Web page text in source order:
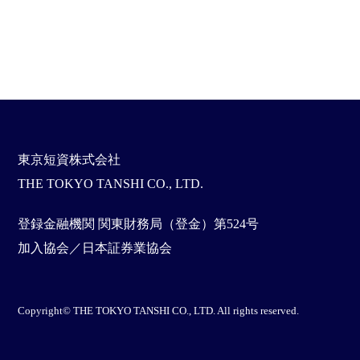
東京短資株式会社
THE TOKYO TANSHI CO., LTD.
登録金融機関 関東財務局（登金）第524号
加入協会／日本証券業協会
Copyright© THE TOKYO TANSHI CO., LTD. All rights reserved.